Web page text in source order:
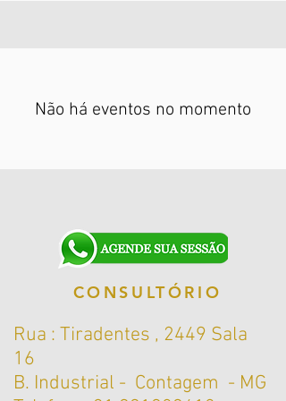
Não há eventos no momento
CONSULTÓRIO
Rua : Tiradentes , 2449 Sala
16
B. Industrial - Contagem - MG